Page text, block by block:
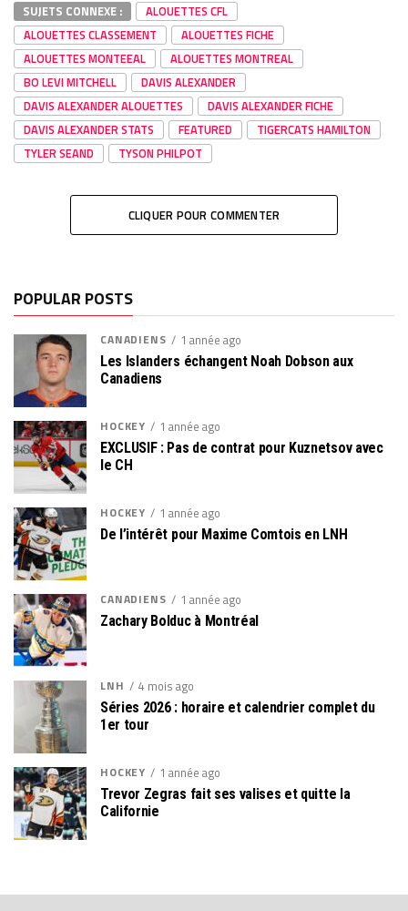
SUJETS CONNEXE :
ALOUETTES CFL
ALOUETTES CLASSEMENT
ALOUETTES FICHE
ALOUETTES MONTEEAL
ALOUETTES MONTREAL
BO LEVI MITCHELL
DAVIS ALEXANDER
DAVIS ALEXANDER ALOUETTES
DAVIS ALEXANDER FICHE
DAVIS ALEXANDER STATS
FEATURED
TIGERCATS HAMILTON
TYLER SEAND
TYSON PHILPOT
CLIQUER POUR COMMENTER
POPULAR POSTS
CANADIENS 1 année ago
Les Islanders échangent Noah Dobson aux
Canadiens
HOCKEY 1 année ago
EXCLUSIF : Pas de contrat pour Kuznetsov avec
le CH
HOCKEY 1 année ago
De l’intérêt pour Maxime Comtois en LNH
CANADIENS 1 année ago
Zachary Bolduc à Montréal
LNH 4 mois ago
Séries 2026 : horaire et calendrier complet du
1er tour
HOCKEY 1 année ago
Trevor Zegras fait ses valises et quitte la
Californie